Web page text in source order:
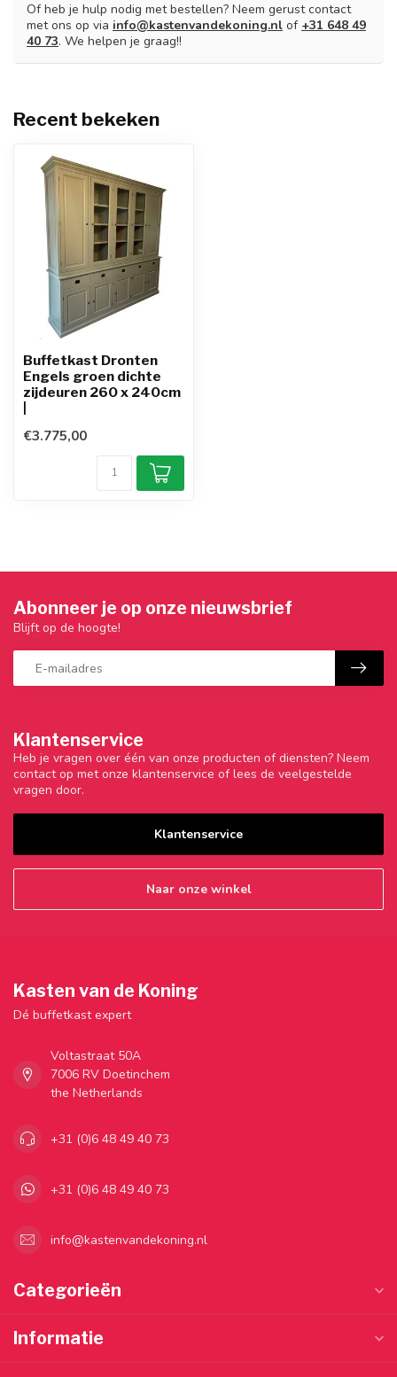
Of heb je hulp nodig met bestellen? Neem gerust contact
met ons op via info@kastenvandekoning.nl of +31 648 49
40 73. We helpen je graag!!
Recent bekeken
Buffetkast Dronten
Engels groen dichte
zijdeuren 260 x 240cm
€3.775,00
Klantenservice
Heb je vragen over één van onze producten of diensten? Neem
contact op met onze klantenservice of lees de veelgestelde
vragen door.
Klantenservice
Naar onze winkel
Abonneer je op onze nieuwsbrief
Blijft op de hoogte!
Kasten van de Koning
Dé buffetkast expert
Voltastraat 50A
7006 RV Doetinchem
the Netherlands
+31 (0)6 48 49 40 73
+31 (0)6 48 49 40 73
info@kastenvandekoning.nl
Categorieën
Informatie